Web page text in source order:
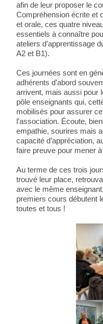
afin de leur proposer le
Compréhension écrite et
et orale, ces quatre
essentiels à connaître
ateliers d’apprentissage
A2 et B1).
Ces journées sont en
adhérents d’abord
arrivent, mais aussi pour
pôle enseignants qui,
mobilisés pour assurer
l’association. Écoute,
empathie, sourires mais
capacité d’appréciation,
faire preuve pour mener
Au terme de ces trois
trouvé leur place,
avec le même
premiers cours débutent
toutes et tous !